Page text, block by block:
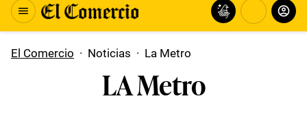
El Comercio · Noticias · La Metro
LA Metro